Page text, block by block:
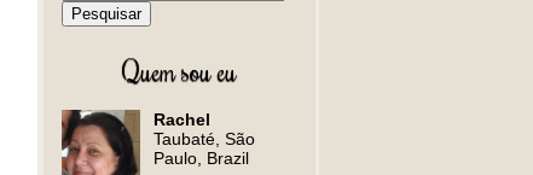
Quem sou eu
Rachel
Taubaté, São
Paulo, Brazil